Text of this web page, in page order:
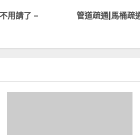
用請了 –
管道疏通|馬桶疏